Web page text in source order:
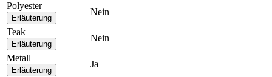
Polyester
Erläuterung
Nein
Teak
Erläuterung
Nein
Metall
Erläuterung
Ja